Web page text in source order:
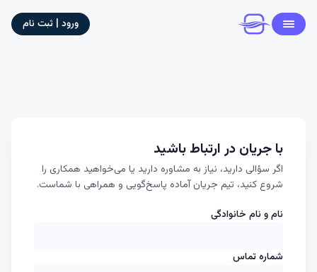
ورود | ثبت نام
با جریان در ارتباط باشید
اگر سؤالی دارید، نیاز به مشاوره دارید یا می‌خواهید همکاری را
شروع کنید، تیم جریان آماده پاسخ‌گویی و همراهی با شماست.
نام و نام خانوادگی
شماره تماس